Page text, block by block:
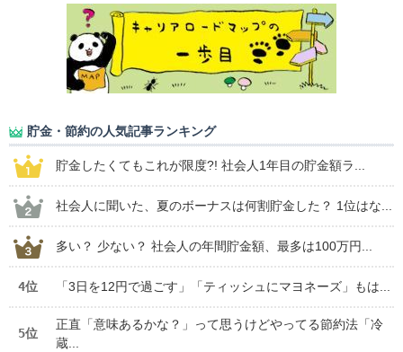
貯金・節約の人気記事ランキング
貯金したくてもこれが限度?! 社会人1年目の貯金額ラ...
社会人に聞いた、夏のボーナスは何割貯金した？ 1位はな...
多い？ 少ない？ 社会人の年間貯金額、最多は100万円...
4位 「3日を12円で過ごす」「ティッシュにマヨネーズ」もは...
5位
正直「意味あるかな？」って思うけどやってる節約法「冷
蔵...